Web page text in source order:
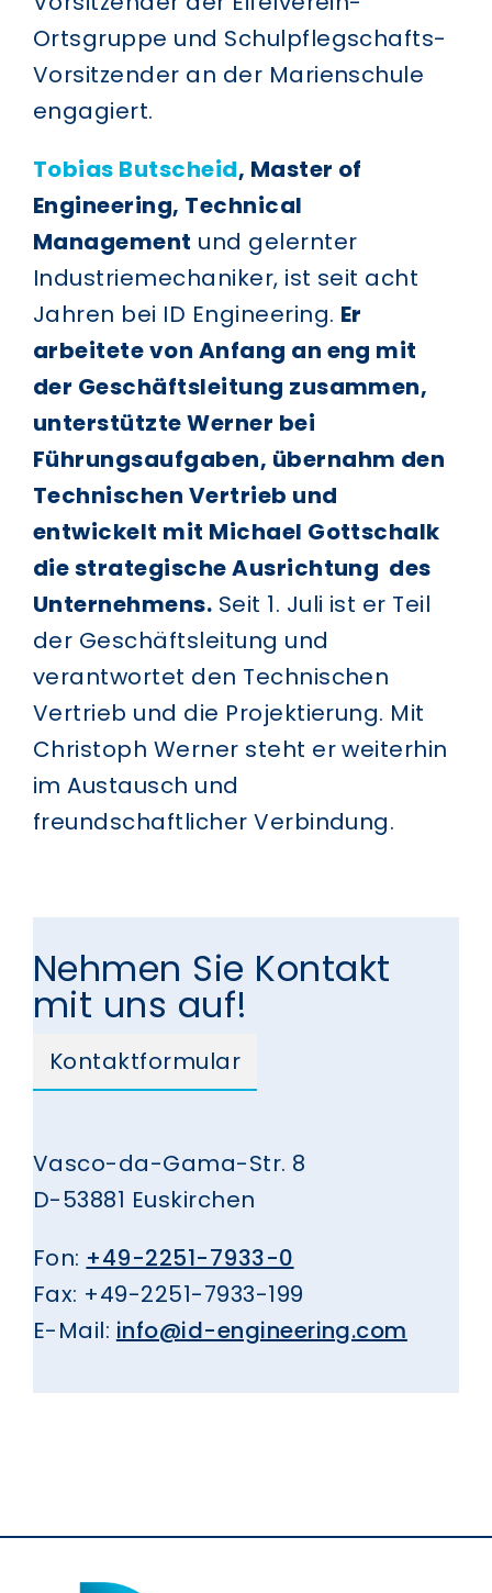
Ortsgruppe und Schulpflegschafts-
Vorsitzender an der Marienschule
engagiert.
Tobias Butscheid, Master of
Engineering, Technical
Management und gelernter
Industriemechaniker, ist seit acht
Jahren bei ID Engineering. Er
arbeitete von Anfang an eng mit
der Geschäftsleitung zusammen,
unterstützte Werner bei
Führungsaufgaben, übernahm den
Technischen Vertrieb und
entwickelt mit Michael Gottschalk
die strategische Ausrichtung des
Unternehmens. Seit 1. Juli ist er Teil
der Geschäftsleitung und
verantwortet den Technischen
Vertrieb und die Projektierung. Mit
Christoph Werner steht er weiterhin
im Austausch und
freundschaftlicher Verbindung.
Nehmen Sie Kontakt
mit uns auf!
Kontaktformular
Vasco-da-Gama-Str. 8
D-53881 Euskirchen
Fon: +49-2251-7933-0
Fax: +49-2251-7933-199
E-Mail: info@id-engineering.com